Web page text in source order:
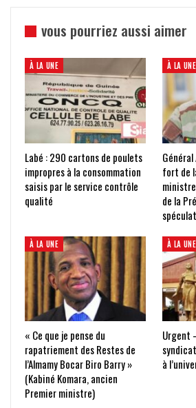
vous pourriez aussi aimer
À LA UNE
Labé : 290 cartons de poulets
impropres à la consommation
saisis par le service contrôle
qualité
À LA UNE
Général
fort de
de la
À LA UNE
« Ce que je pense du
rapatriement des Restes de
l’Almamy Bocar Biro Barry »
(Kabiné Komara, ancien
Premier ministre)
À LA UNE
Urgent
à